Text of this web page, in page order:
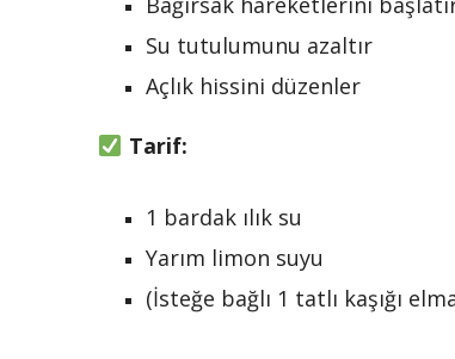
Su tutulumunu azaltır
Açlık hissini düzenler
Tarif:
1 bardak ılık su
Yarım limon suyu
(İsteğe bağlı 1 tatlı kaşığı